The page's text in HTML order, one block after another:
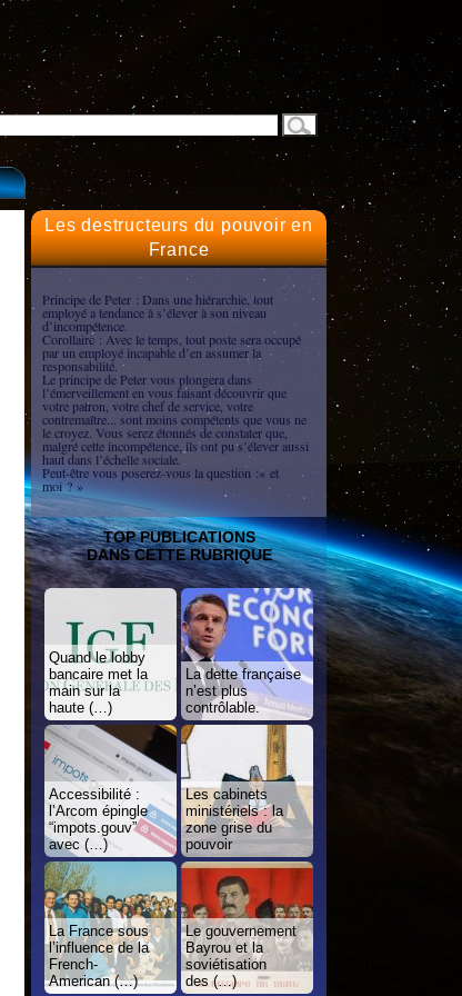
Les destructeurs du pouvoir en
France
Principe de Peter : Dans une hiérarchie, tout
employé a tendance à s’élever à son niveau
d’incompétence.
Corollaire : Avec le temps, tout poste sera occupé
par un employé incapable d’en assumer la
responsabilité.
Le principe de Peter vous plongera dans
l’émerveillement en vous faisant découvrir que
votre patron, votre chef de service, votre
contremaître... sont moins compétents que vous ne
le croyez. Vous serez étonnés de constater que,
malgré cette incompétence, ils ont pu s’élever aussi
haut dans l’échelle sociale.
Peut-être vous poserez-vous la question :« et
moi ? »
TOP PUBLICATIONS
DANS CETTE RUBRIQUE
Quand le lobby
bancaire met la
main sur la
haute (…)
La dette française
n’est plus
contrôlable.
Accessibilité :
l’Arcom épingle
“impots.gouv”
avec (…)
Les cabinets
ministériels : la
zone grise du
pouvoir
La France sous
l’influence de la
French-
American (…)
Le gouvernement
Bayrou et la
soviétisation
des (…)